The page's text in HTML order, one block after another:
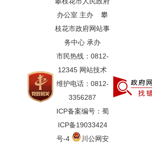
办公室 主办 攀
枝花市政府网站事
务中心 承办
市民热线：0812-
12345 网站技术
维护电话：0812-
3356287
ICP备案编号：蜀
ICP备19033424
号-4
川公网安